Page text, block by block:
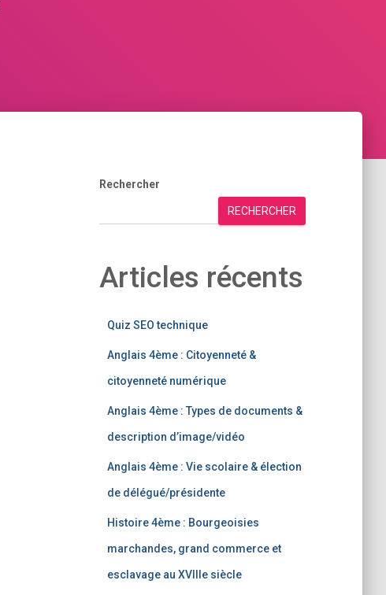
Rechercher
RECHERCHER
Articles récents
Quiz SEO technique
Anglais 4ème : Citoyenneté &
citoyenneté numérique
Anglais 4ème : Types de documents &
description d’image/vidéo
Anglais 4ème : Vie scolaire & élection
de délégué/présidente
Histoire 4ème : Bourgeoisies
marchandes, grand commerce et
esclavage au XVIIIe siècle